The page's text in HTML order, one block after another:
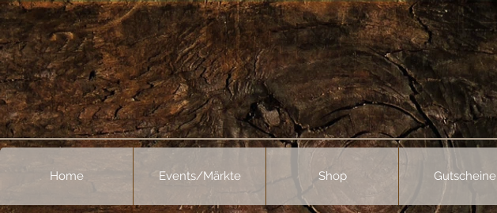
Home Events/Märkte Shop Gutscheine